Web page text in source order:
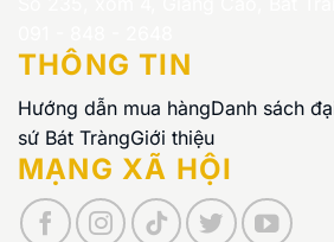
THÔNG TIN
Hướng dẫn mua hàngDanh sách
sứ Bát TràngGiới thiệu
MẠNG XÃ HỘI